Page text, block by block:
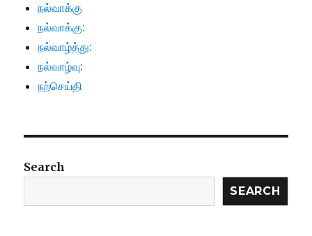
நல்வாக்கு
நல்வாக்கு:
நல்வாழ்த்து:
நல்வாழ்வு:
நற்செய்தி
Search
SEARCH